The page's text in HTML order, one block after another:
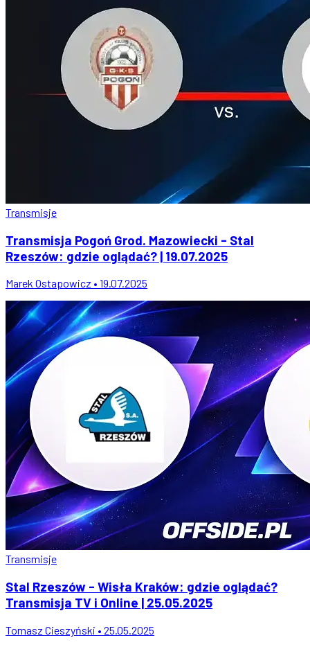
Transmisje
Transmisja Pogoń Grod. Mazowiecki - Stal
Rzeszów: gdzie oglądać? | 19.07.2025
Marek Ostapowicz • 19.07.2025
Transmisje
Stal Rzeszów - Wisła Kraków: gdzie oglądać?
Transmisja TV i Online | 25.05.2025
Tomasz Cieszyński • 25.05.2025